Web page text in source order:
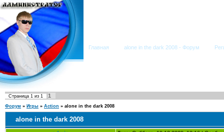
Главная alone in the dark 2008 - Форум
Страница 1 из 1 1
Форум » Игры » Action » alone in the dark 2008
alone in the dark 2008